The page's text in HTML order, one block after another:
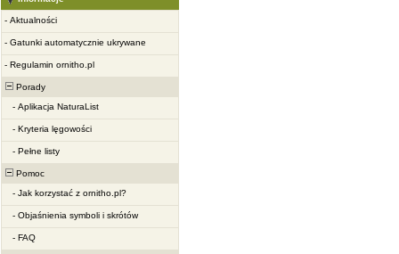
- Aktualności
- Gatunki automatycznie ukrywane
- Regulamin ornitho.pl
Porady
- Aplikacja NaturaList
- Kryteria lęgowości
- Pełne listy
Pomoc
- Jak korzystać z ornitho.pl?
- Objaśnienia symboli i skrótów
- FAQ